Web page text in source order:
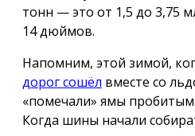
тонн — это от 1,5 до 3,75
14 дюймов.
Напомним, этой зимой,
дорог сошёл вместе со
«помечали» ямы
Когда шины начали